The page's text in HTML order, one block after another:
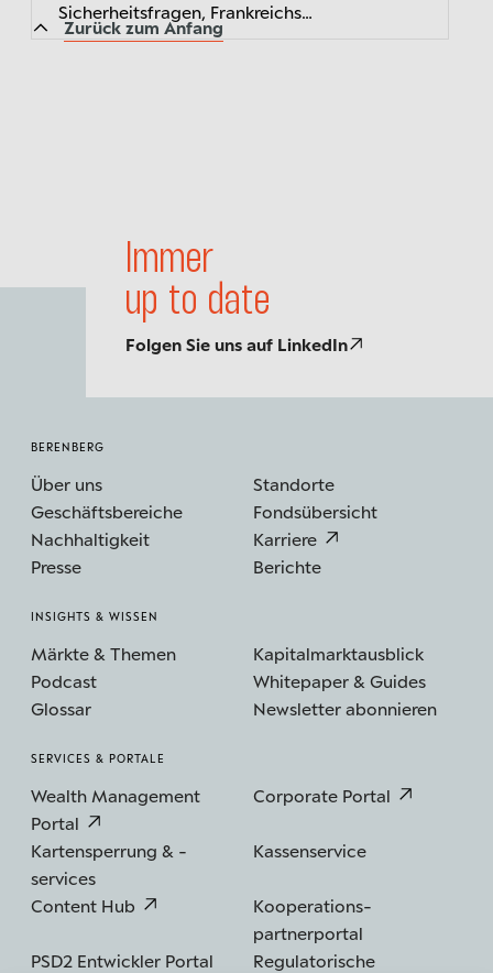
Sicherheitsfragen, Frankreichs
Rechtspopulisten und das Ringen um
Immer
up to date
Folgen Sie uns auf LinkedIn
Zurück zum Anfang
BERENBERG
Über uns
Standorte
Geschäftsbereiche
Fondsübersicht
Nachhaltigkeit
Karriere
Presse
Berichte
INSIGHTS & WISSEN
Märkte & Themen
Kapitalmarktausblick
Podcast
Whitepaper & Guides
Glossar
Newsletter abonnieren
SERVICES & PORTALE
Wealth Management
Portal
Corporate Portal
Kartensperrung & -
services
Kassenservice
Content Hub
Kooperations­
partnerportal
PSD2 Entwickler Portal
Regulatorische